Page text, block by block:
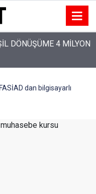
69 KİŞİLİK KURUCU
FASİAD dan bilgisayarlı